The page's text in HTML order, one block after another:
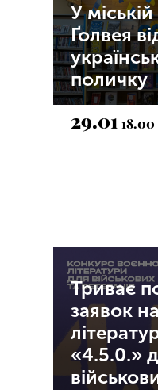
У міській
Ґолвея
поличку
29.0118.00
Триває
заявок
«4.5.0.»